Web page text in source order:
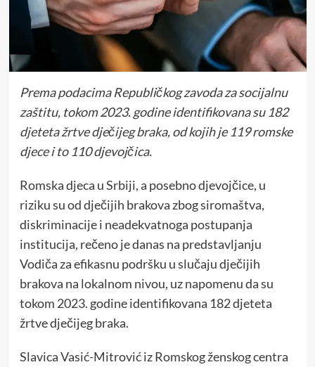
Prema podacima Republičkog zavoda za socijalnu
zaštitu, tokom 2023. godine identifikovana su 182
djeteta žrtve dječijeg braka, od kojih je 119 romske
djece i to 110 djevojčica.
Romska djeca u Srbiji, a posebno djevojčice, u
riziku su od dječijih brakova zbog siromaštva,
diskriminacije i neadekvatnoga postupanja
institucija, rečeno je danas na predstavljanju
Vodiča za efikasnu podršku u slučaju dječijih
brakova na lokalnom nivou, uz napomenu da su
tokom 2023. godine identifikovana 182 djeteta
žrtve dječijeg braka.
Slavica Vasić-Mitrović iz Romskog ženskog centra